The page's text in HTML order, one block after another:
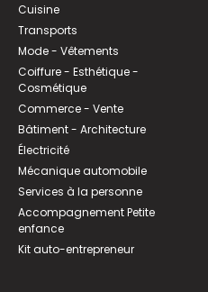
Cuisine
Transports
Mode - Vêtements
Coiffure - Esthétique -
Cosmétique
Commerce - Vente
Bâtiment - Architecture
Électricité
Mécanique automobile
Services à la personne
Accompagnement Petite
enfance
Kit auto-entrepreneur